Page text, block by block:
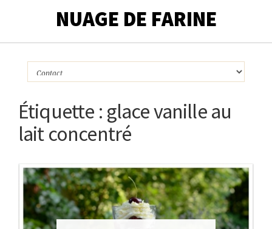
NUAGE DE FARINE
Étiquette : glace vanille au
lait concentré